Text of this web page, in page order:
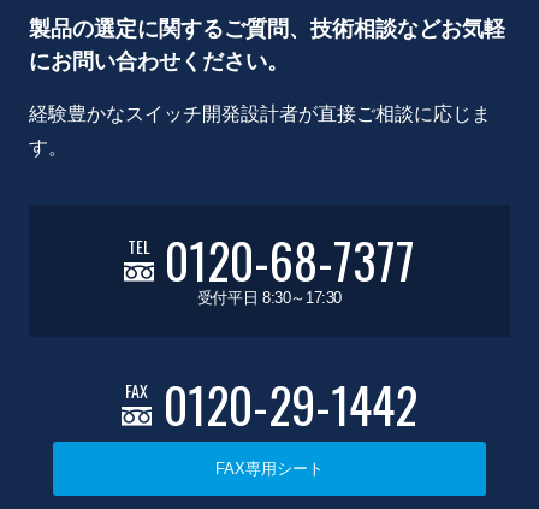
製品の選定に関するご質問、技術相談などお気軽
にお問い合わせください。
経験豊かなスイッチ開発設計者が直接ご相談に応じま
す。
TEL 0120-68-7377
受付平日 8:30～17:30
FAX 0120-29-1442
FAX専用シート